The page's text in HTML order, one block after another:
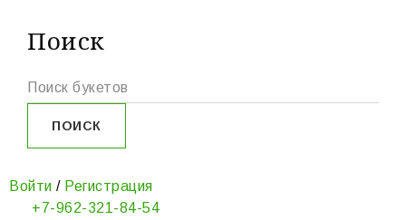
Поиск
Войти / Регистрация
+7-962-321-84-54